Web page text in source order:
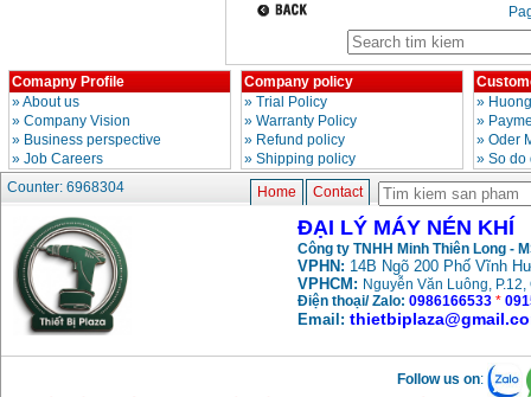
Comapny Profile
»About us
» Company Vision
» Business perspective
» Job Careers
Company policy
» Trial Policy
» Warranty Policy
» Refund policy
» Shipping policy
»
»
» Oder
» So do
Counter: 6968304
Home Contact
ĐẠI LÝ MÁY NÉN KHÍ
Công ty TNHH Minh Thiên Long -
VPHN: 14B Ngõ 200 Phố Vĩnh
VPHCM: Nguyễn Văn Luông,
Điện thoại/ Zalo: 0986166533 *
Email:
Follow us on: